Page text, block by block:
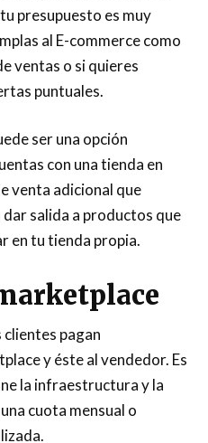
presupuesto es muy
al E-commerce como
ventas o si quieres
puntuales.
ser una opción
con una tienda en
venta adicional que
salida a productos que
en tu tienda propia.
clientes pagan
y éste al vendedor. Es
la infraestructura y la
cuota mensual o